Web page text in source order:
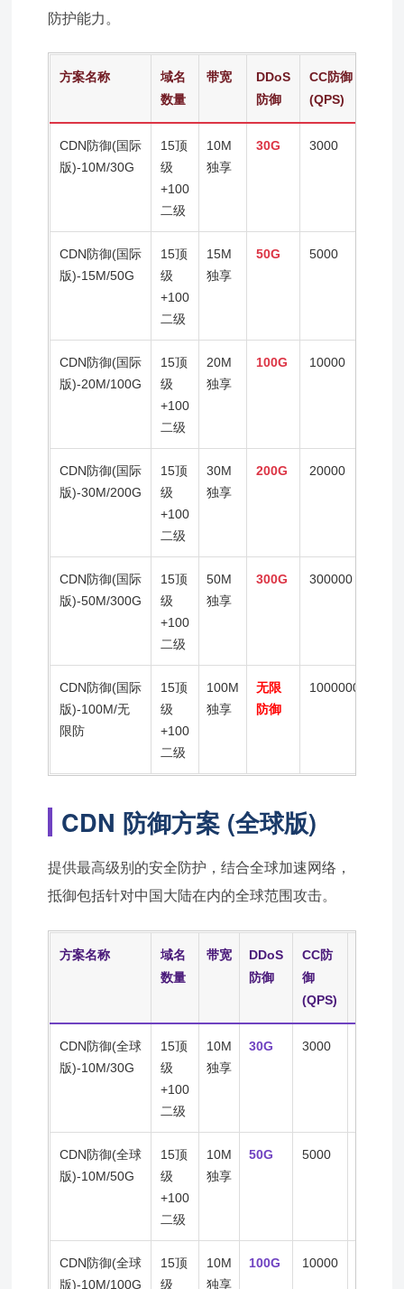
防护能力。
方案名称
域名
数量
带宽
DDoS
防御
CC防御
(QPS)
CDN防御(国际
版)-10M/30G
15顶
级
+100
二级
10M
独享
30G 3000
CDN防御(国际
版)-15M/50G
15顶
级
+100
二级
15M
独享
50G 5000
CDN防御(国际
版)-20M/100G
15顶
级
+100
二级
20M
独享
100G 10000
CDN防御(国际
版)-30M/200G
15顶
级
+100
二级
30M
独享
200G 20000
CDN防御(国际
版)-50M/300G
15顶
级
+100
二级
50M
独享
300G 300000
CDN防御(国际
版)-100M/无
限防
15顶
级
+100
二级
100M
独享
无限
防御
1000000
CDN 防御方案 (全球版)
提供最高级别的安全防护，结合全球加速网络，
抵御包括针对中国大陆在内的全球范围攻击。
方案名称
域名
数量
带宽
DDoS
防御
CC防
御
(QPS)
CDN防御(全球
版)-10M/30G
15顶
级
+100
二级
10M
独享
30G 3000
CDN防御(全球
版)-10M/50G
15顶
级
+100
二级
10M
独享
50G 5000
CDN防御(全球
版)-10M/100G
15顶
级
10M
独享
100G 10000